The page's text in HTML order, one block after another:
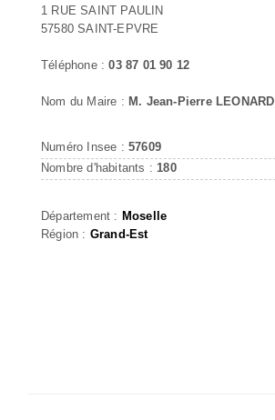
1 RUE SAINT PAULIN
57580 SAINT-EPVRE
Téléphone :03 87 01 90 12
Nom du Maire : M. Jean-Pierre LEONARD
Numéro Insee : 57609
Nombre d'habitants : 180
Département : Moselle
Région : Grand-Est